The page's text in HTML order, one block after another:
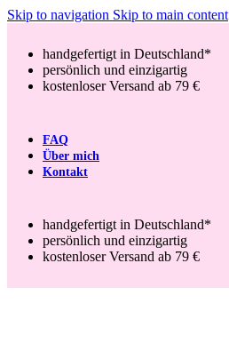
Skip to navigation Skip to main content
handgefertigt in Deutschland*
persönlich und einzigartig
kostenloser Versand ab 79 €
FAQ
Über mich
Kontakt
handgefertigt in Deutschland*
persönlich und einzigartig
kostenloser Versand ab 79 €